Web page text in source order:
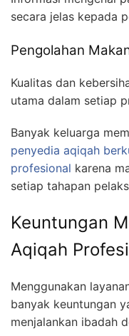
secara jelas kepada
Pengolahan
Kualitas dan
utama dalam setiap
Banyak keluarga
penyedia aqiqah
profesional karena
setiap tahapan
Keuntungan
Aqiqah
Menggunakan
banyak keuntungan
menjalankan ibadah